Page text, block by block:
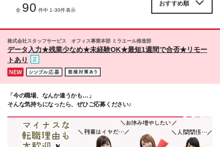
全 90 件中 1-30件表示
株式会社スタッフサービス オフィス事業本部 ミラエール推進部
データ入力★残業少なめ★未経験OK★最短1週間で合否★リモー
トあり
「今の職場、なんか違うかも…」
そんな気持ちになったら、ぜひご応募ください♪